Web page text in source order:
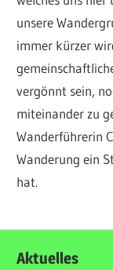
unsere
immer kürzer
vergönnt sein,
miteinander zu
Wanderführerin
Wanderung ein
hat.
ALLGEMEIN
SLIDER
Aktuelles